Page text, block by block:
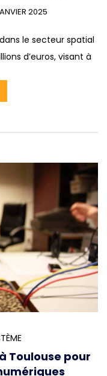
2025
le secteur spatial
d’euros, visant à
Toulouse pour